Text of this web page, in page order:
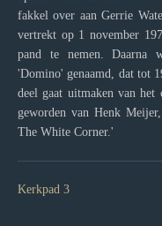
fakkel over aan Gerrie
vertrekt op 1 november
pand te nemen. Daarna
'Domino' genaamd, dat tot
deel gaat uitmaken van het
geworden van Henk
The White Corner.'
Kerkpad 3